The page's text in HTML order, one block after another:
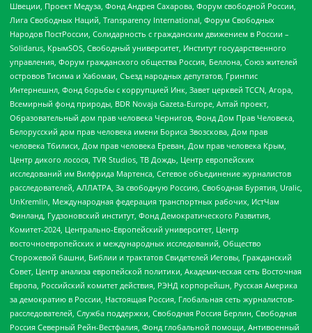
Швеции, Проект Медуза, Фонд Андрея Сахарова, Форум свободной России,
Лига Свободных Наций, Transparеncy International, Форум Свободных
Народов ПостРоссии, Солидарность с гражданским движением в России –
Solidarus, КрымSOS, Свободный университет, Институт государственного
управления, Форум гражданского общества Россия, Беллона, Союз жителей
островов Тисима и Хабомаи, Съезд народных депутатов, Гринпис
Интернешнл, Фонд борьбы с коррупцией Инк, Завет церквей TCCN, Агора,
Всемирный фонд природы, BDR Novaja Gazeta-Europe, Алтай проект,
Образовательный дом прав человека Чернигов, Фонд Дом Прав Человека,
Белорусский дом прав человека имени Бориса Звозскова, Дом прав
человека Тбилиси, Дом прав человека Ереван, Дом прав человека Крым,
Центр дикого лосося, TVR Studios, ТВ Дождь, Центр европейских
исследований им Вилфрида Мартенса, Сетевое объединение журналистов
расследователей, АЛЛАТРА, За свободную Россию, Свободная Бурятия, Uralic,
UnKremlin, Международная федерация транспортных рабочих, ИстЧам
Финланд, Гудзоновский институт, Фонд Демократического Развития,
Комитет-2024, Центрально-Европейский университет, Центр
восточноевропейских и международных исследований, Общество
Сторожевой башни, Библии и трактатов Свидетелей Иеговы, Гражданский
Совет, Центр анализа европейской политики, Академическая сеть Восточная
Европа, Российский комитет действия, РЭНД корпорейшн, Русская Америка
за демократию в России, Настоящая Россия, Глобальная сеть журналистов-
расследователей, Служба поддержки, Свободная Россия Берлин, Свободная
Россия Северный Рейн-Вестфалия, Фонд глобальной помощи, Антивоенный